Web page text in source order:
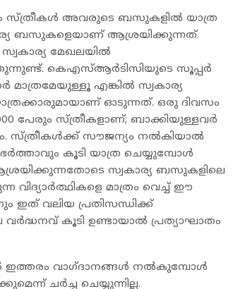
സ്ത്രീകൾ അവരുടെ ബസുകളിൽ യാത്ര
ബസുകളെയാണ് ആശ്രയിക്കുന്നത്.
മേഖലയിൽ
കെഎസ്ആർടിസിയുടെ സൂപ്പർ
മാത്രമേയുള്ളൂ എങ്കിൽ സ്വകാര്യ
ഓടുന്നത്. ഒരു ദിവസം
പേരും സ്ത്രീകളാണ്; ബാക്കിയുള്ളവർ
സ്ത്രീകൾക്ക് സൗജന്യം നൽകിയാൽ
കൂടി യാത്ര ചെയ്യുമ്പോൾ
സ്വകാര്യ ബസുകളിലെ
മാത്രം വെച്ച് ഈ
ഇത് വലിയ പ്രതിസന്ധിക്ക്
കൂടി ഉണ്ടായാൽ പ്രത്യാഘാതം
ഇത്തരം വാഗ്ദാനങ്ങൾ നൽകുമ്പോൾ
ചർച്ച ചെയ്യുന്നില്ല.